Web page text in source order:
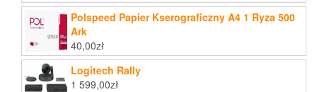
Polspeed Papier Kserograficzny A4 1 Ryza 500
Ark
40,00zł
Logitech Rally
1 599,00zł